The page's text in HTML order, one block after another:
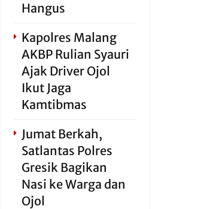
Hangus
Kapolres Malang
AKBP Rulian Syauri
Ajak Driver Ojol
Ikut Jaga
Kamtibmas
Jumat Berkah,
Satlantas Polres
Gresik Bagikan
Nasi ke Warga dan
Ojol